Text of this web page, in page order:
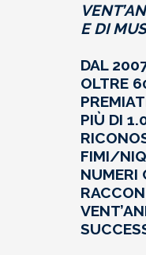
E DI
DAL
OLTRE
PIÙ DI
FIMI/
NUMERI